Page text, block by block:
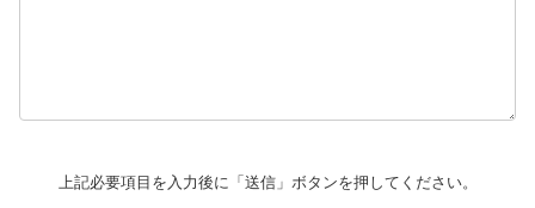
上記必要項目を入力後に「送信」ボタンを押してください。